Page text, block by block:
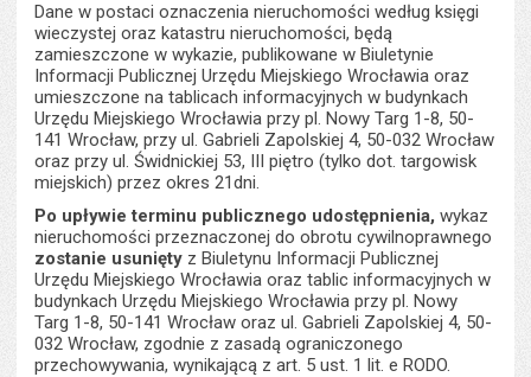
Dane w postaci oznaczenia nieruchomości według księgi
wieczystej oraz katastru nieruchomości, będą
zamieszczone w wykazie, publikowane w Biuletynie
Informacji Publicznej Urzędu Miejskiego Wrocławia oraz
umieszczone na tablicach informacyjnych w budynkach
Urzędu Miejskiego Wrocławia przy pl. Nowy Targ 1-8, 50-
141 Wrocław, przy ul. Gabrieli Zapolskiej 4, 50-032 Wrocław
oraz przy ul. Świdnickiej 53, III piętro (tylko dot. targowisk
miejskich) przez okres 21dni.
Po upływie terminu publicznego udostępnienia, wykaz
nieruchomości przeznaczonej do obrotu cywilnoprawnego
zostanie usunięty z Biuletynu Informacji Publicznej
Urzędu Miejskiego Wrocławia oraz tablic informacyjnych w
budynkach Urzędu Miejskiego Wrocławia przy pl. Nowy
Targ 1-8, 50-141 Wrocław oraz ul. Gabrieli Zapolskiej 4, 50-
032 Wrocław, zgodnie z zasadą ograniczonego
przechowywania, wynikającą z art. 5 ust. 1 lit. e RODO.